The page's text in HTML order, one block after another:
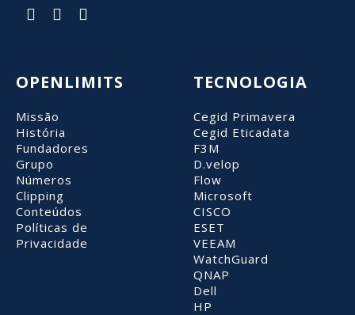
OPENLIMITS
Missão
História
Fundadores
Grupo
Números
Clipping
Conteúdos
Políticas de
Privacidade
TECNOLOGIA
Cegid Primavera
Cegid Eticadata
F3M
D.velop
Flow
Microsoft
CISCO
ESET
VEEAM
WatchGuard
QNAP
Dell
HP